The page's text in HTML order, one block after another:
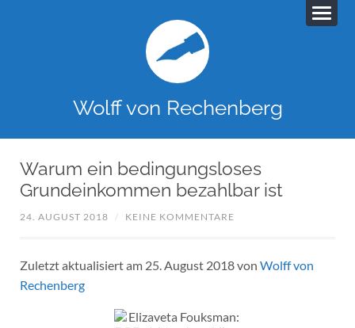
Wolff von Rechenberg
Warum ein bedingungsloses
Grundeinkommen bezahlbar ist
24. AUGUST 2018 / KEINE KOMMENTARE
Zuletzt aktualisiert am 25. August 2018 von Wolff von
Rechenberg